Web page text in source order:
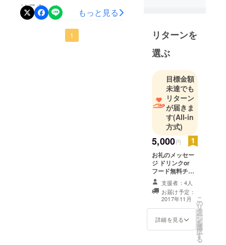
始予定です。
もっと見る
1
イベント開
催可能！ た
だ今スタッ
フ募集中。
詳しくはDM
またはお電
話にてお問
い合わせ下
さい。コラ
ボカフェ&
バー随時開
催！18:00〜
営業
リターンを
選ぶ
目標金額
未達でも
リターン
が届きま
す(All-in
方式)
5,000円
お礼のメッセー
ジ ドリンクor
フード無料チ
ケット×1(両店舗
で使用可能) お店
オリジナルグッ
ズ×1
支援者：4人
お届け予定：
2017年11月
詳細を見る
こ
の
リ
タ
ー
ン
を
選
択
す
る